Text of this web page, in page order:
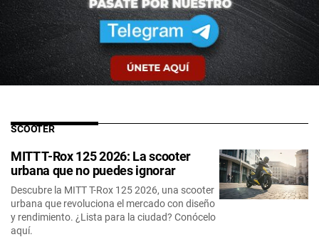
SCOOTER
MITT T-Rox 125 2026: La scooter
urbana que no puedes ignorar
Descubre la MITT T-Rox 125 2026, una scooter
urbana que revoluciona el mercado con diseño
y rendimiento. ¿Lista para la ciudad? Conócelo
aquí.